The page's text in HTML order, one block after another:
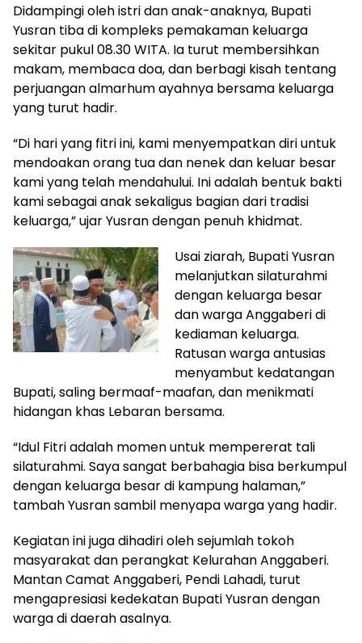
Didampingi oleh istri dan anak-anaknya, Bupati
Yusran tiba di kompleks pemakaman keluarga
sekitar pukul 08.30 WITA. Ia turut membersihkan
makam, membaca doa, dan berbagi kisah tentang
perjuangan almarhum ayahnya bersama keluarga
yang turut hadir.
“Di hari yang fitri ini, kami menyempatkan diri untuk
mendoakan orang tua dan nenek dan keluar besar
kami yang telah mendahului. Ini adalah bentuk bakti
kami sebagai anak sekaligus bagian dari tradisi
keluarga,” ujar Yusran dengan penuh khidmat.
Usai ziarah, Bupati Yusran
melanjutkan silaturahmi
dengan keluarga besar
dan warga Anggaberi di
kediaman keluarga.
Ratusan warga antusias
menyambut kedatangan
Bupati, saling bermaaf-maafan, dan menikmati
hidangan khas Lebaran bersama.
“Idul Fitri adalah momen untuk mempererat tali
silaturahmi. Saya sangat berbahagia bisa berkumpul
dengan keluarga besar di kampung halaman,”
tambah Yusran sambil menyapa warga yang hadir.
Kegiatan ini juga dihadiri oleh sejumlah tokoh
masyarakat dan perangkat Kelurahan Anggaberi.
Mantan Camat Anggaberi, Pendi Lahadi, turut
mengapresiasi kedekatan Bupati Yusran dengan
warga di daerah asalnya.